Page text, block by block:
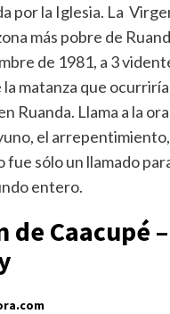
por la Iglesia. La
más pobre de
de 1981, a 3
matanza que
Ruanda. Llama a la
el
fue sólo un llamado
entero.
de Caacupé –